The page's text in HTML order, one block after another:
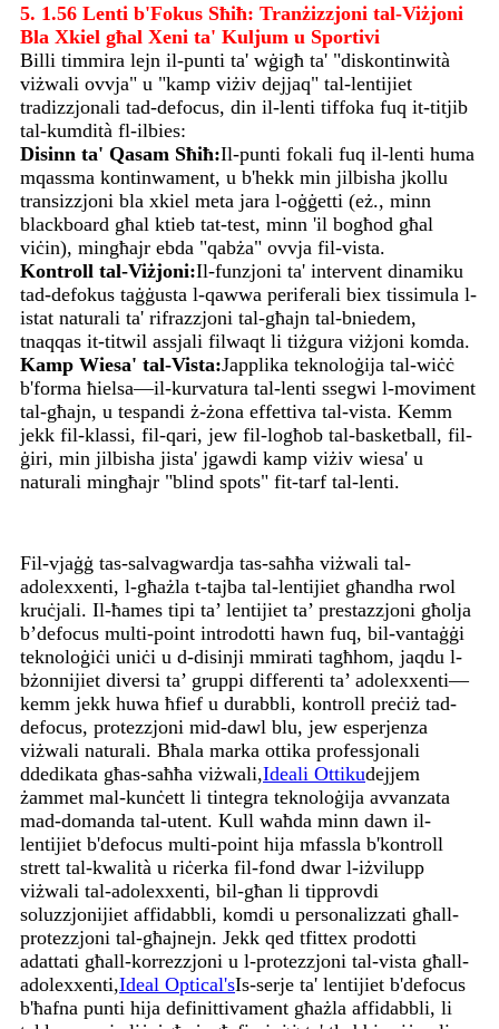
5. 1.56 Lenti b'Fokus Sħiħ: Tranżizzjoni tal-Viżjoni
Bla Xkiel għal Xeni ta' Kuljum u Sportivi
Billi timmira lejn il-punti ta' wġigħ ta' "diskontinwità
viżwali ovvja" u "kamp viżiv dejjaq" tal-lentijiet
tradizzjonali tad-defocus, din il-lenti tiffoka fuq it-titjib
tal-kumdità fl-ilbies:
Disinn ta' Qasam Sħiħ:Il-punti fokali fuq il-lenti huma
mqassma kontinwament, u b'hekk min jilbisha jkollu
transizzjoni bla xkiel meta jara l-oġġetti (eż., minn
blackboard għal ktieb tat-test, minn 'il bogħod għal
viċin), mingħajr ebda "qabża" ovvja fil-vista.
Kontroll tal-Viżjoni:Il-funzjoni ta' intervent dinamiku
tad-defokus taġġusta l-qawwa periferali biex tissimula l-
istat naturali ta' rifrazzjoni tal-għajn tal-bniedem,
tnaqqas it-titwil assjali filwaqt li tiżgura viżjoni komda.
Kamp Wiesa' tal-Vista:Japplika teknoloġija tal-wiċċ
b'forma ħielsa—il-kurvatura tal-lenti ssegwi l-moviment
tal-għajn, u tespandi ż-żona effettiva tal-vista. Kemm
jekk fil-klassi, fil-qari, jew fil-logħob tal-basketball, fil-
ġiri, min jilbisha jista' jgawdi kamp viżiv wiesa' u
naturali mingħajr "blind spots" fit-tarf tal-lenti.
Fil-vjaġġ tas-salvagwardja tas-saħħa viżwali tal-
adolexxenti, l-għażla t-tajba tal-lentijiet għandha rwol
kruċjali. Il-ħames tipi ta’ lentijiet ta’ prestazzjoni għolja
b’defocus multi-point introdotti hawn fuq, bil-vantaġġi
teknoloġiċi uniċi u d-disinji mmirati tagħhom, jaqdu l-
bżonnijiet diversi ta’ gruppi differenti ta’ adolexxenti—
kemm jekk huwa ħfief u durabbli, kontroll preċiż tad-
defocus, protezzjoni mid-dawl blu, jew esperjenza
viżwali naturali. Bħala marka ottika professjonali
ddedikata għas-saħħa viżwali,Ideali Ottikudejjem
żammet mal-kunċett li tintegra teknoloġija avvanzata
mad-domanda tal-utent. Kull waħda minn dawn il-
lentijiet b'defocus multi-point hija mfassla b'kontroll
strett tal-kwalità u riċerka fil-fond dwar l-iżvilupp
viżwali tal-adolexxenti, bil-għan li tipprovdi
soluzzjonijiet affidabbli, komdi u personalizzati għall-
protezzjoni tal-għajnejn. Jekk qed tfittex prodotti
adattati għall-korrezzjoni u l-protezzjoni tal-vista għall-
adolexxenti,Ideal Optical'sIs-serje ta' lentijiet b'defocus
b'ħafna punti hija definittivament għażla affidabbli, li